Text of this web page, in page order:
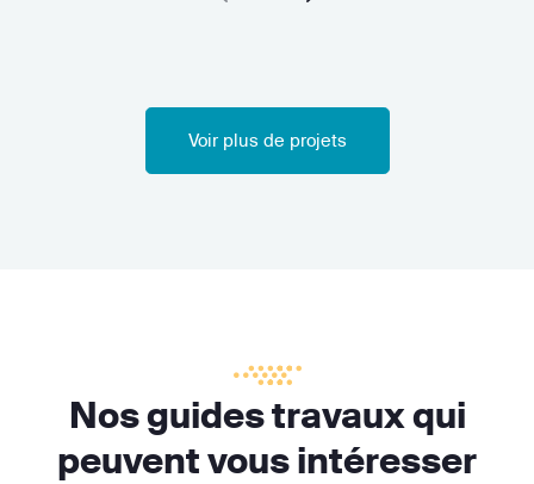
Voir plus de projets
Nos guides travaux qui
peuvent vous intéresser